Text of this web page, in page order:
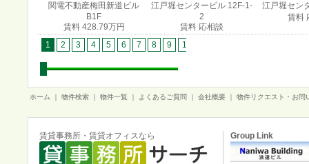
関電不動産梅田新道ビル
B1F
賃料 428.79万円
江戸堀センタービル 12F-1-
2
賃料 応相談
江戸堀セン
賃料
1 2 3 4 5 6 7 8 9 10
ホーム 物件検索 物件一覧 よくあるご質問 会社概要 物件リクエスト・お問
賃貸事務所・賃貸オフィスなら Group Link